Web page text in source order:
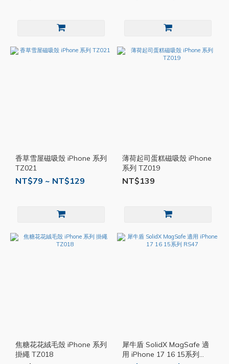
香草雪屋磁吸殼 iPhone 系列
TZ021
NT$79 ~ NT$129
薄荷起司蛋糕磁吸殼 iPhone
系列 TZ019
NT$139
焦糖花花絨毛殼 iPhone 系列
掛繩 TZ018
犀牛盾 SolidX MagSafe 適
用 iPhone 17 16 15系列